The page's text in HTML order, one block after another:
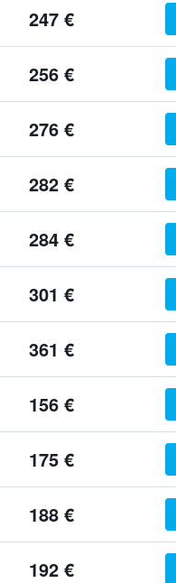
247 €
256 €
276 €
282 €
284 €
301 €
361 €
156 €
175 €
188 €
192 €